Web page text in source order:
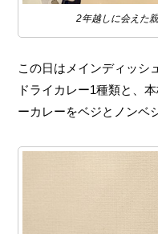
2年越しに会えた
この日はメインディッシ
ドライカレー1種類と、
ーカレーをベジとノンベ